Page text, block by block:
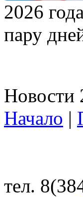
2026
пару
Новости
Начало |
тел.